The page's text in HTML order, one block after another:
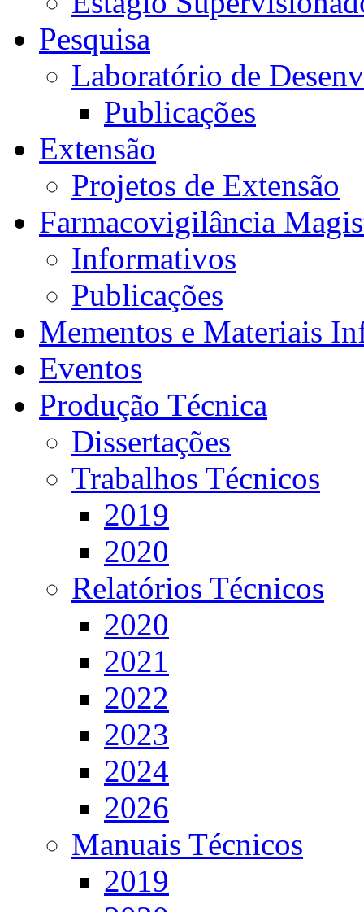
Pesquisa
Laboratório de
Publicações
Extensão
Projetos de Extensão
Farmacovigilância
Informativos
Publicações
Mementos e Materiais
Eventos
Produção Técnica
Dissertações
Trabalhos Técnicos
2019
2020
Relatórios Técnicos
2020
2021
2022
2023
2024
2026
Manuais Técnicos
2019